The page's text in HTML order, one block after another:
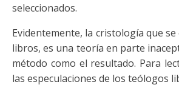
seleccionados.
Evidentemente, la cristología que
libros, es una teoría en parte
método como el resultado. Para
las especulaciones de los teólogos